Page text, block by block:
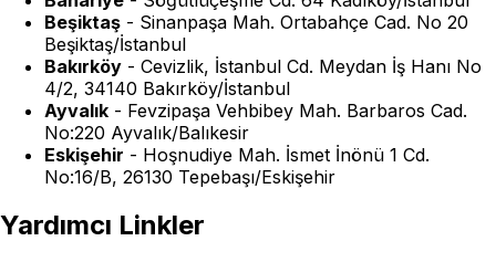
Beşiktaş - Sinanpaşa Mah. Ortabahçe Cad. No 20
Beşiktaş/İstanbul
Bakırköy - Cevizlik, İstanbul Cd. Meydan İş Hanı No
4/2, 34140 Bakırköy/İstanbul
Ayvalık - Fevzipaşa Vehbibey Mah. Barbaros Cad.
No:220 Ayvalık/Balıkesir
Eskişehir - Hoşnudiye Mah. İsmet İnönü 1 Cd.
No:16/B, 26130 Tepebaşı/Eskişehir
Yardımcı Linkler